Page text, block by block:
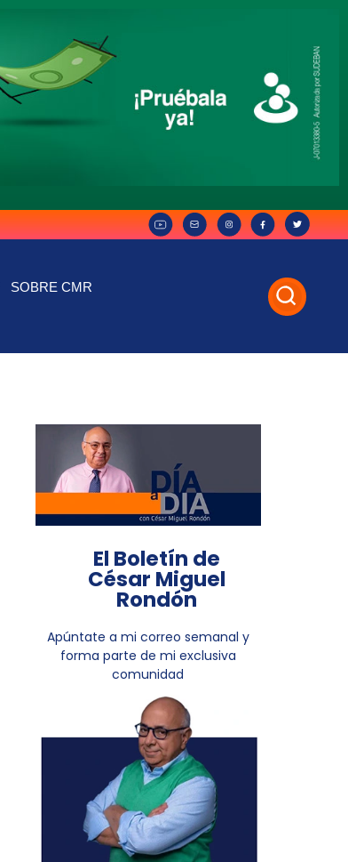
SOBRE CMR
El Boletín de
César Miguel
Rondón
Apúntate a mi correo semanal y
forma parte de mi exclusiva
comunidad